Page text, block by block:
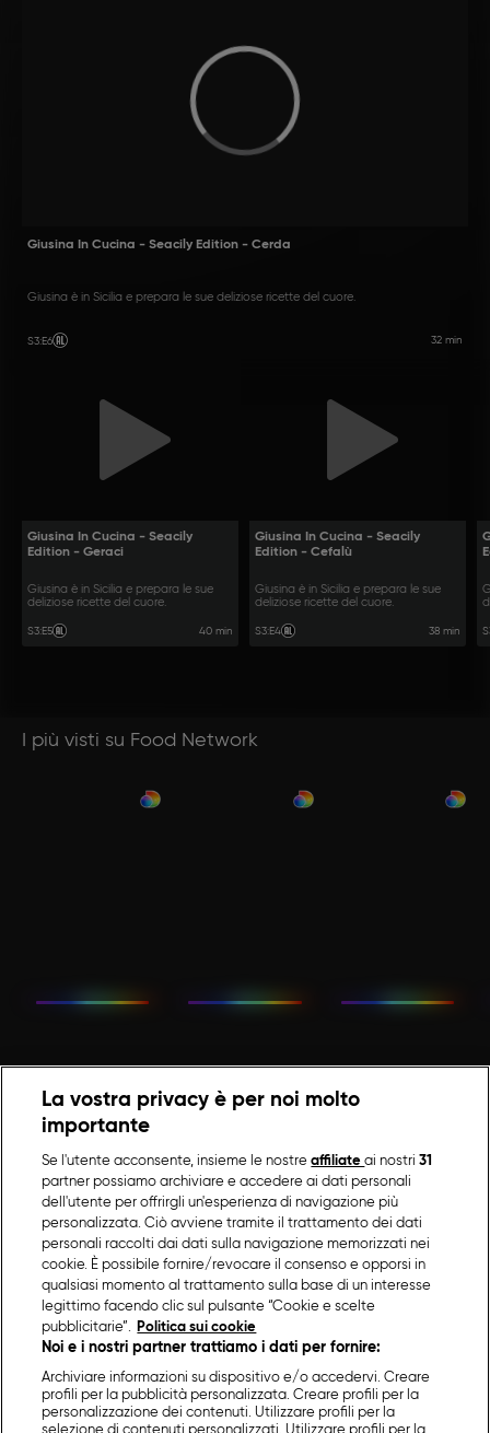
Giusina In Cucina - Seacily Edition - Cerda
Giusina è in Sicilia e prepara le sue deliziose ricette del cuore.
S3:E6 32 min
Giusina In Cucina - Seacily
Edition - Geraci
Giusina è in Sicilia e prepara le sue
deliziose ricette del cuore.
S3:E5 40 min
Giusina In Cucina - Seacily
Edition - Cefalù
Giusina è in Sicilia e prepara le sue
deliziose ricette del cuore.
S3:E4 38 min
I più visti su Food Network
La vostra privacy è per noi molto
importante
Se l'utente acconsente, insieme le nostreaffiliateai nostri31
partner possiamo archiviare e accedere ai dati personali
dell'utente per offrirgli un'esperienza di navigazione più
personalizzata. Ciò avviene tramite il trattamento dei dati
personali raccolti dai dati sulla navigazione memorizzati nei
cookie. È possibile fornire/revocare il consenso e opporsi in
qualsiasi momento al trattamento sulla base di un interesse
legittimo facendo clic sul pulsante “Cookie e scelte
pubblicitarie”.
Politica sui cookie
Noi e i nostri partner trattiamo i dati per fornire:
Archiviare informazioni su dispositivo e/o accedervi. Creare
profili per la pubblicità personalizzata. Creare profili per la
personalizzazione dei contenuti. Utilizzare profili per la